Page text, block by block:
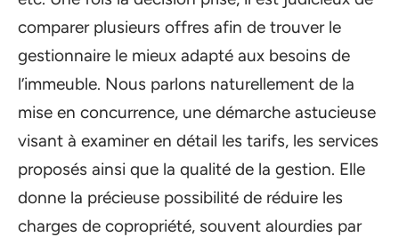
comparer plusieurs offres afin de trouver le
gestionnaire le mieux adapté aux besoins de
l’immeuble. Nous parlons naturellement de la
mise en concurrence, une démarche astucieuse
visant à examiner en détail les tarifs, les services
proposés ainsi que la qualité de la gestion. Elle
donne la précieuse possibilité de réduire les
charges de copropriété, souvent alourdies par